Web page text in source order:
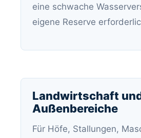
eine schwache
eigene Reserve
Landwirtschaft
Außenbereiche
Für Höfe, Stallungen,